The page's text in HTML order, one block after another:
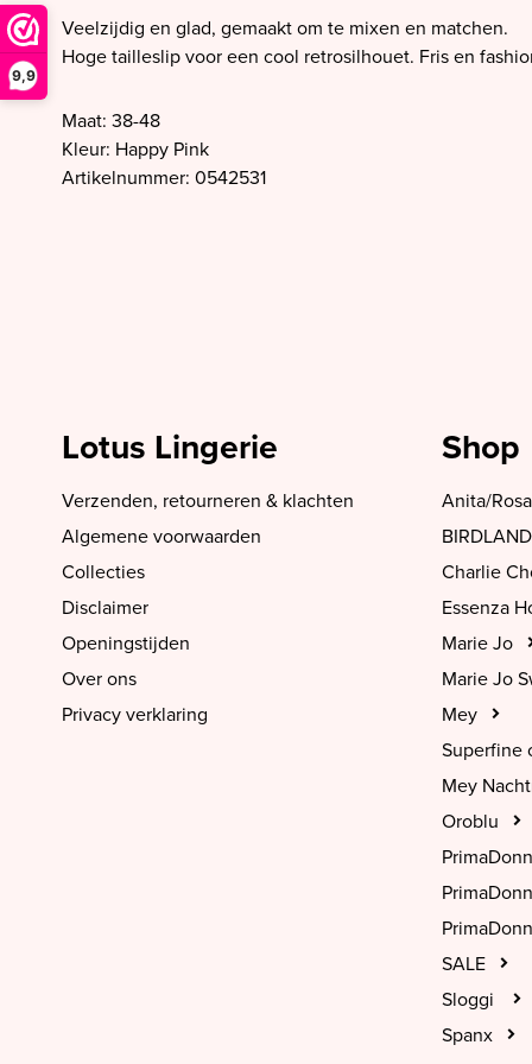
9,9
SALE PrimaDonna Twist
SALE Ten Cate
Veelzijdig en glad, gemaakt om te mixen en matchen.
Hoge tailleslip voor een cool retrosilhouet. Fris en
Maat: 38-48
Kleur: Happy Pink
Artikelnummer: 0542531
Lotus Lingerie
Verzenden, retourneren & klachten
Algemene voorwaarden
Collecties
Disclaimer
Openingstijden
Over ons
Privacy verklaring
Shop
Anita/
Charlie
Essenza
Marie Jo
Marie Jo
Mey
Superfine
Mey
Oroblu
SALE
Sloggi
Spanx